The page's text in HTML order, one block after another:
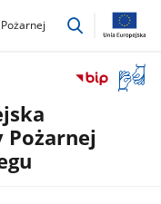
przejdź
okno
Pożarnej